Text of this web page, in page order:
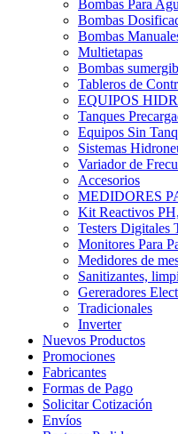
Bombas Para
Bombas
Bombas
Multietapas
Bombas
Tableros de
EQUIPOS
Tanques
Equipos Sin
Sistemas
Variador de
Accesorios
MEDIDORES
Kit Reactivos
Testers Digitales
Monitores Para
Medidores de
Sanitizantes,
Gereradores
Tradicionales
Inverter
Nuevos Productos
Promociones
Fabricantes
Formas de Pago
Solicitar Cotización
Envíos